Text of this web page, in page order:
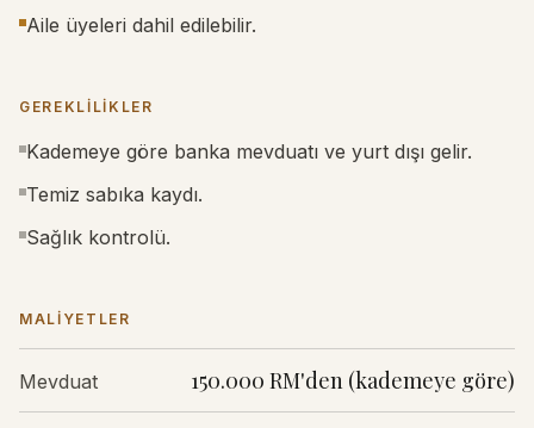
Aile üyeleri dahil edilebilir.
GEREKLILIKLER
Kademeye göre banka mevduatı ve yurt dışı gelir.
Temiz sabıka kaydı.
Sağlık kontrolü.
MALIYETLER
Mevduat 150.000 RM'den (kademeye göre)